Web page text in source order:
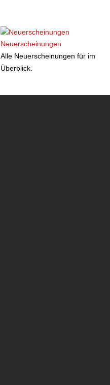
Neuerscheinungen
Alle Neuerscheinungen für im
Überblick.